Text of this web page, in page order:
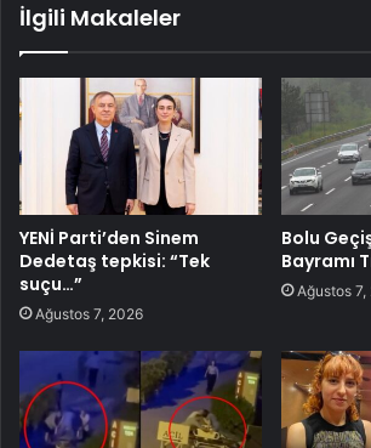
İlgili Makaleler
YENİ Parti’den Sinem
Dedetaş tepkisi: “Tek
suçu…”
Ağustos 7, 2026
Bolu
Bayramı
Ağustos 7,